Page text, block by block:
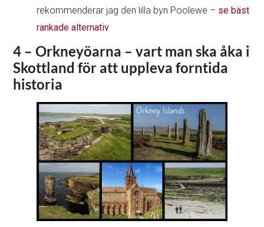
rekommenderar jag den lilla byn Poolewe – se bäst
rankade alternativ
4 – Orkneyöarna – vart man ska åka i
Skottland för att uppleva forntida
historia